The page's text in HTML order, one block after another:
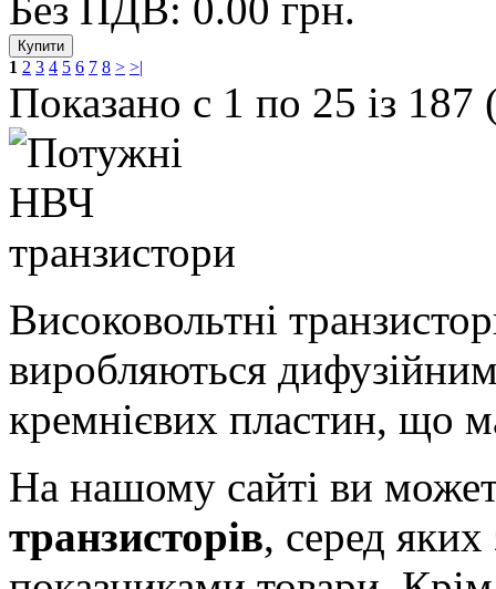
1 2 3 4 5 6 7 8 > >|
Показано с 1 по 25 із 187
Високовольтні
виробляються
кремнієвих пластин, що
На нашому сайті ви
транзисторів, серед яких